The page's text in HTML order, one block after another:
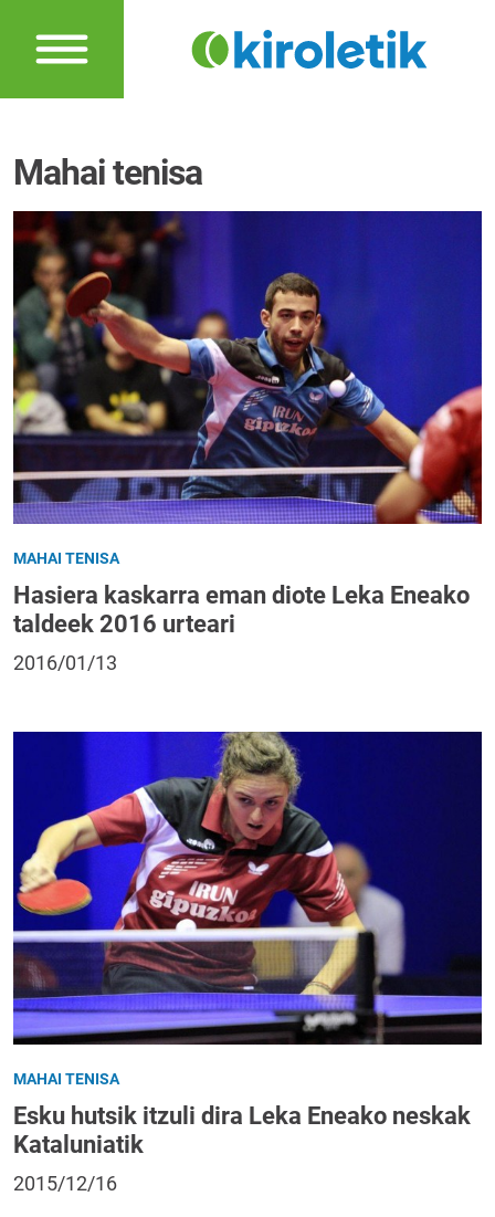
Mahai tenisa
MAHAI TENISA
Hasiera kaskarra eman diote Leka Eneako
taldeek 2016 urteari
2016/01/13
MAHAI TENISA
Esku hutsik itzuli dira Leka Eneako neskak
Kataluniatik
2015/12/16